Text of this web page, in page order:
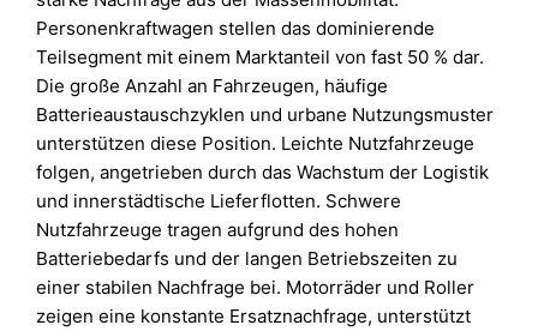
Personenkraftwagen stellen das dominierende
Teilsegment mit einem Marktanteil von fast 50 % dar.
Die große Anzahl an Fahrzeugen, häufige
Batterieaustauschzyklen und urbane Nutzungsmuster
unterstützen diese Position. Leichte Nutzfahrzeuge
folgen, angetrieben durch das Wachstum der Logistik
und innerstädtische Lieferflotten. Schwere
Nutzfahrzeuge tragen aufgrund des hohen
Batteriebedarfs und der langen Betriebszeiten zu
einer stabilen Nachfrage bei. Motorräder und Roller
zeigen eine konstante Ersatznachfrage, unterstützt